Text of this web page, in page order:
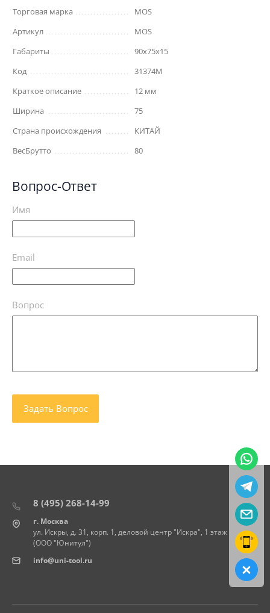
Торговая марка
MOS
Артикул
MOS
Габариты
90x75x15
Код
31374М
Краткое описание
12 мм
Ширина
75
Страна происхождения
КИТАЙ
ВесБрутто
80
Вопрос-Ответ
Имя
Email
Вопрос
8 (495) 268-14-99
г. Москва
ул. Искры, д. 31, корп. 1, деловой центр "Искра", 1 этаж
(ООО "Юнитул")
info@uni-tool.ru